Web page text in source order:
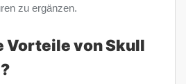
zu ergänzen.
Vorteile von Skull